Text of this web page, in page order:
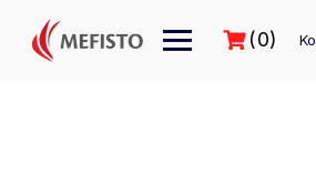
treści
(0)